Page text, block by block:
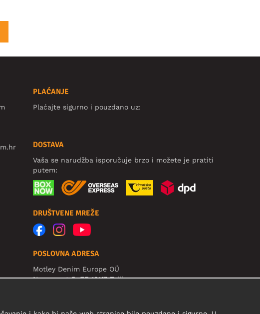
PLAĆANJE
Plaćajte sigurno i pouzdano uz:
DOSTAVA
Vaša se narudžba isporučuje brzo i možete je pratiti
putem:
DRUŠTVENE MREŽE
POSLOVNA ADRESA
Motley Denim Europe OÜ
Narva mnt 5, EE-10117 Tallinn